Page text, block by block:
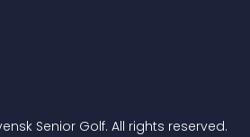
Senior Golf. All rights reserved.